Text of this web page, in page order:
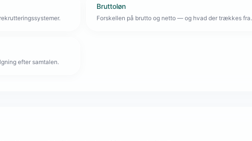
Bruttoløn
Forskellen på brutto og netto — og hvad der trækkes fra.
efter samtalen.